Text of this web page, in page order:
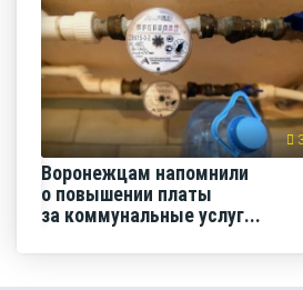
Воронежцам напомнили
о повышении платы
за коммунальные услуг...